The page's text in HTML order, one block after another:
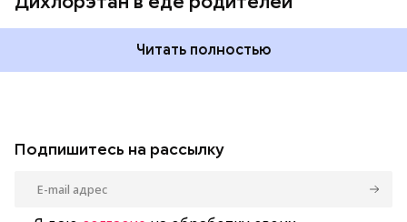
Читать полностью
Подпишитесь на рассылку